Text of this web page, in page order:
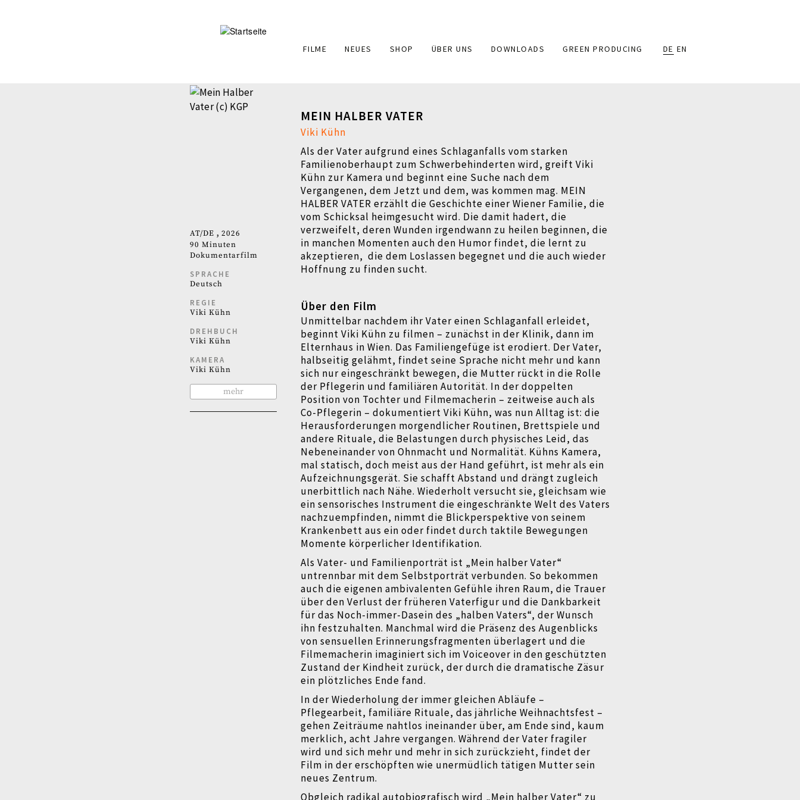
Main
FILME NEUES SHOP ÜBER UNS DOWNLOADS GREEN PRODUCING DE EN
AT DE
2026
90 Minuten
Dokumentarfilm
SPRACHE
Deutsch
REGIE
Viki Kühn
DREHBUCH
Viki Kühn
KAMERA
Viki Kühn
mehr
MEIN HALBER VATER
Viki Kühn
Als der Vater aufgrund eines Schlaganfalls vom starken
Familienoberhaupt zum Schwerbehinderten wird, greift Viki
Kühn zur Kamera und beginnt eine Suche nach dem
Vergangenen, dem Jetzt und dem, was kommen mag. MEIN
HALBER VATER erzählt die Geschichte einer Wiener Familie, die
vom Schicksal heimgesucht wird. Die damit hadert, die
verzweifelt, deren Wunden irgendwann zu heilen beginnen, die
in manchen Momenten auch den Humor findet, die lernt zu
akzeptieren, die dem Loslassen begegnet und die auch wieder
Hoffnung zu finden sucht.
Über den Film
Unmittelbar nachdem ihr Vater einen Schlaganfall erleidet,
beginnt Viki Kühn zu filmen – zunächst in der Klinik, dann im
Elternhaus in Wien. Das Familiengefüge ist erodiert. Der Vater,
halbseitig gelähmt, findet seine Sprache nicht mehr und kann
sich nur eingeschränkt bewegen, die Mutter rückt in die Rolle
der Pflegerin und familiären Autorität. In der doppelten
Position von Tochter und Filmemacherin – zeitweise auch als
Co-Pflegerin – dokumentiert Viki Kühn, was nun Alltag ist: die
Herausforderungen morgendlicher Routinen, Brettspiele und
andere Rituale, die Belastungen durch physisches Leid, das
Nebeneinander von Ohnmacht und Normalität. Kühns Kamera,
mal statisch, doch meist aus der Hand geführt, ist mehr als ein
Aufzeichnungsgerät. Sie schafft Abstand und drängt zugleich
unerbittlich nach Nähe. Wiederholt versucht sie, gleichsam wie
ein sensorisches Instrument die eingeschränkte Welt des Vaters
nachzuempfinden, nimmt die Blickperspektive von seinem
Krankenbett aus ein oder findet durch taktile Bewegungen
Momente körperlicher Identifikation.
Als Vater- und Familienporträt ist „Mein halber Vater“
untrennbar mit dem Selbstporträt verbunden. So bekommen
auch die eigenen ambivalenten Gefühle ihren Raum, die Trauer
über den Verlust der früheren Vaterfigur und die Dankbarkeit
für das Noch-immer-Dasein des „halben Vaters“, der Wunsch
ihn festzuhalten. Manchmal wird die Präsenz des Augenblicks
von sensuellen Erinnerungsfragmenten überlagert und die
Filmemacherin imaginiert sich im Voiceover in den geschützten
Zustand der Kindheit zurück, der durch die dramatische Zäsur
ein plötzliches Ende fand.
In der Wiederholung der immer gleichen Abläufe –
Pflegearbeit, familiäre Rituale, das jährliche Weihnachtsfest –
gehen Zeiträume nahtlos ineinander über, am Ende sind, kaum
merklich, acht Jahre vergangen. Während der Vater fragiler
wird und sich mehr und mehr in sich zurückzieht, findet der
Film in der erschöpften wie unermüdlich tätigen Mutter sein
neues Zentrum.
Obgleich radikal autobiografisch wird „Mein halber Vater“ zu